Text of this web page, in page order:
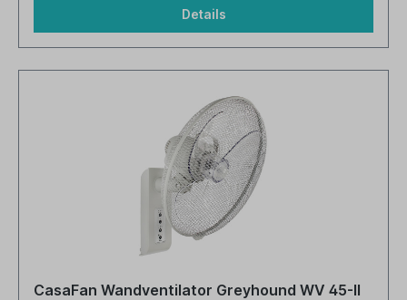
Details
CasaFan Wandventilator Greyhound WV 45-II